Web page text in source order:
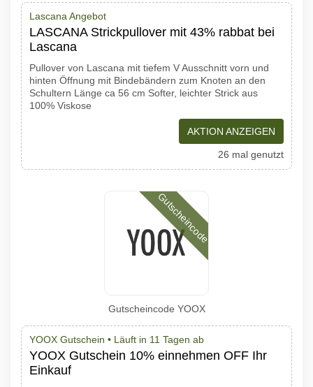
Lascana Angebot
LASCANA Strickpullover mit 43% rabbat bei
Lascana
Pullover von Lascana mit tiefem V Ausschnitt vorn und
hinten Öffnung mit Bindebändern zum Knoten an den
Schultern Länge ca 56 cm Softer, leichter Strick aus
100% Viskose
AKTION ANZEIGEN
26 mal genutzt
Gutscheincode
Gutscheincode YOOX
YOOX Gutschein • Läuft in 11 Tagen ab
YOOX Gutschein 10% einnehmen OFF Ihr
Einkauf